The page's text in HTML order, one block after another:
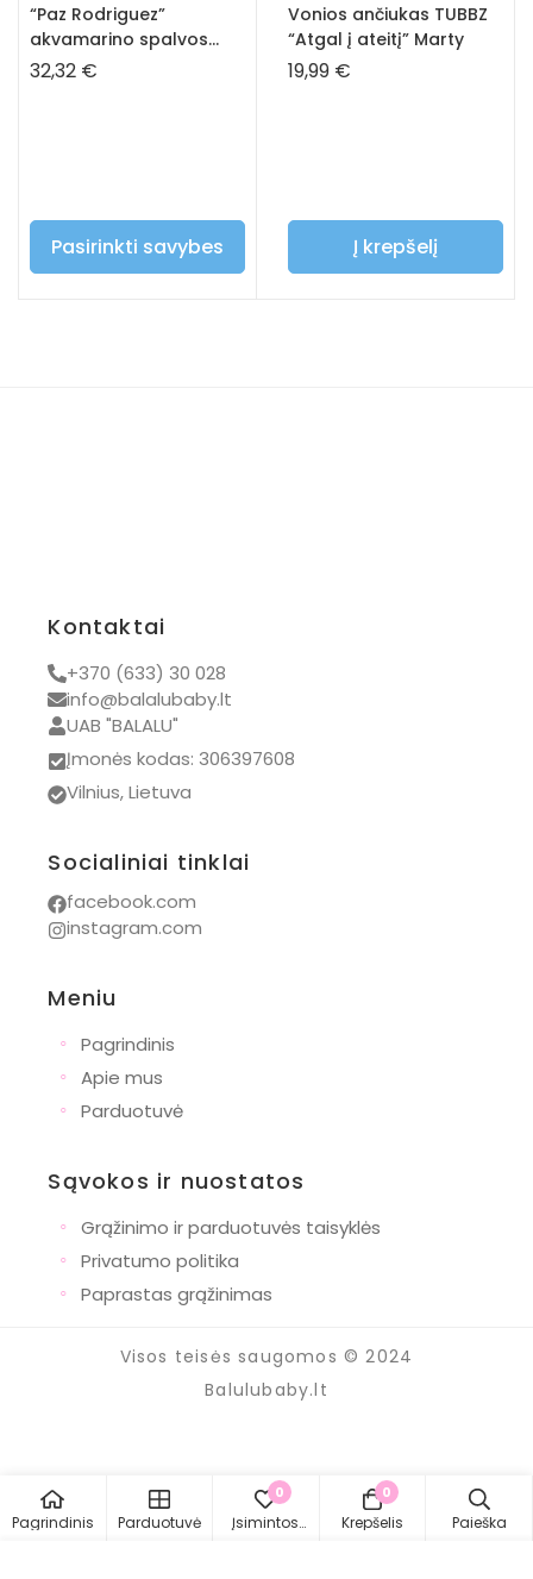
“Paz Rodriguez”
akvamarino spalvos
kepuraitė
32,32 €
Pasirinkti savybes
Vonios ančiukas TUBBZ
“Atgal į ateitį” Marty
19,99 €
Į krepšelį
Kontaktai
+370 (633) 30 028
info@balalubaby.lt
UAB "BALALU"
Įmonės kodas: 306397608
Vilnius, Lietuva
Socialiniai tinklai
facebook.com
instagram.com
Meniu
◦
Pagrindinis
◦ Apie mus
◦ Parduotuvė
Sąvokos ir nuostatos
◦
Grąžinimo ir parduotuvės taisyklės
◦ Privatumo politika
◦ Paprastas grąžinimas
Visos teisės saugomos © 2024
Balulubaby.lt
Pagrindinis Parduotuvė
0
Įsimintos
0
Krepšelis Paieška